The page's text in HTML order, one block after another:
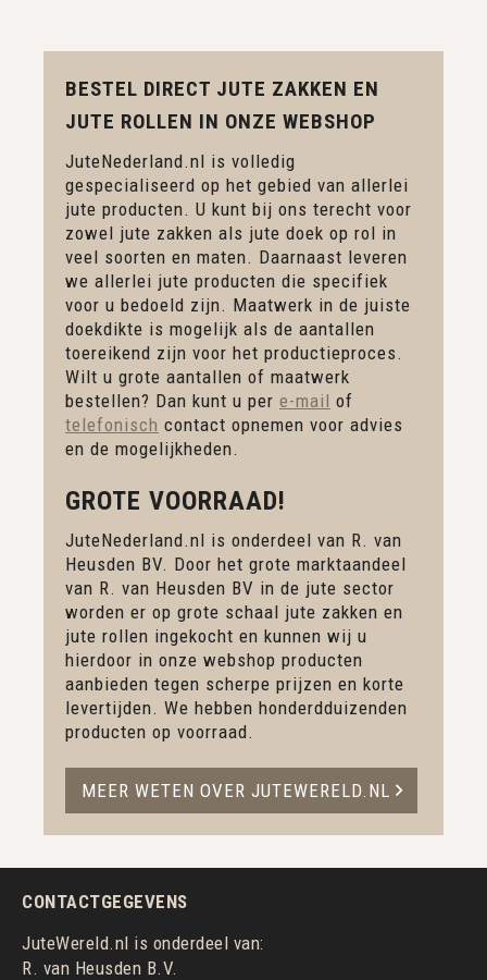
BESTEL DIRECT JUTE ZAKKEN EN
JUTE ROLLEN IN ONZE WEBSHOP
JuteNederland.nl is volledig
gespecialiseerd op het gebied van allerlei
jute producten. U kunt bij ons terecht voor
zowel jute zakken als jute doek op rol in
veel soorten en maten. Daarnaast leveren
we allerlei jute producten die specifiek
voor u bedoeld zijn. Maatwerk in de juiste
doekdikte is mogelijk als de aantallen
toereikend zijn voor het productieproces.
Wilt u grote aantallen of maatwerk
bestellen? Dan kunt u per e-mail of
telefonisch contact opnemen voor advies
en de mogelijkheden.
GROTE VOORRAAD!
JuteNederland.nl is onderdeel van R. van
Heusden BV. Door het grote marktaandeel
van R. van Heusden BV in de jute sector
worden er op grote schaal jute zakken en
jute rollen ingekocht en kunnen wij u
hierdoor in onze webshop producten
aanbieden tegen scherpe prijzen en korte
levertijden. We hebben honderdduizenden
producten op voorraad.
MEER WETEN OVER JUTEWERELD.NL
CONTACTGEGEVENS
JuteWereld.nl is onderdeel van:
R. van Heusden B.V.